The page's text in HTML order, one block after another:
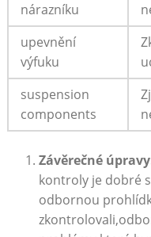
nárazníku
upevnění
výfuku
suspension
components
Závěrečné
kontroly je dobré
odbornou